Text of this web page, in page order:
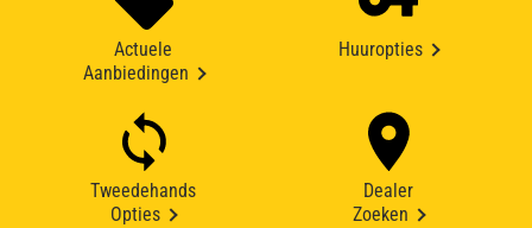
Actuele
Aanbiedingen
Huuropties
Tweedehands
Opties
Dealer
Zoeken